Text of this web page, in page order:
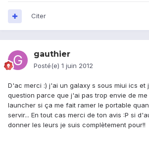
Citer
gauthier
Posté(e) 1 juin 2012
D'ac merci :) j'ai un galaxy s sous miui ics et
question parce que j'ai pas trop envie de
launcher si ça me fait ramer le portable
servir... En tout cas merci de ton avis :P si
donner les leurs je suis complètement pour!!